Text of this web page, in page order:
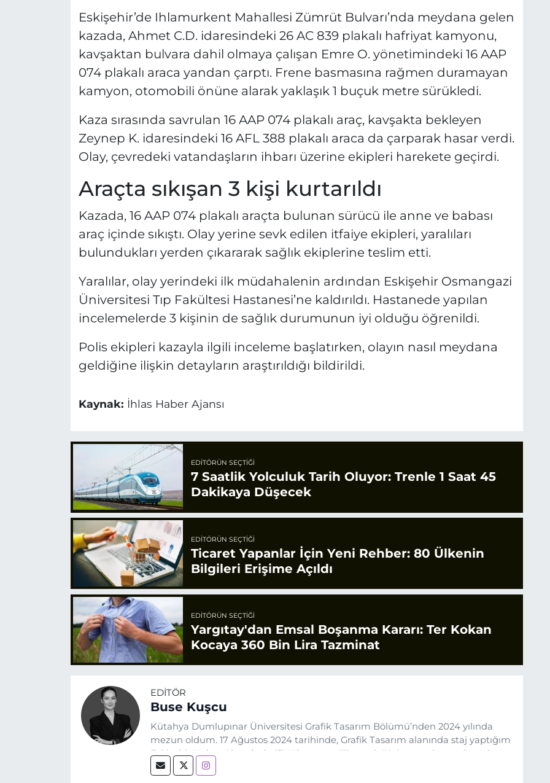
Eskişehir’de Ihlamurkent Mahallesi Zümrüt Bulvarı’nda meydana gelen
kazada, Ahmet C.D. idaresindeki 26 AC 839 plakalı hafriyat kamyonu,
kavşaktan bulvara dahil olmaya çalışan Emre O. yönetimindeki 16 AAP
074 plakalı araca yandan çarptı. Frene basmasına rağmen duramayan
kamyon, otomobili önüne alarak yaklaşık 1 buçuk metre sürükledi.
Kaza sırasında savrulan 16 AAP 074 plakalı araç, kavşakta bekleyen
Zeynep K. idaresindeki 16 AFL 388 plakalı araca da çarparak hasar verdi.
Olay, çevredeki vatandaşların ihbarı üzerine ekipleri harekete geçirdi.
Araçta sıkışan 3 kişi kurtarıldı
Kazada, 16 AAP 074 plakalı araçta bulunan sürücü ile anne ve babası
araç içinde sıkıştı. Olay yerine sevk edilen itfaiye ekipleri, yaralıları
bulundukları yerden çıkararak sağlık ekiplerine teslim etti.
Yaralılar, olay yerindeki ilk müdahalenin ardından Eskişehir Osmangazi
Üniversitesi Tıp Fakültesi Hastanesi’ne kaldırıldı. Hastanede yapılan
incelemelerde 3 kişinin de sağlık durumunun iyi olduğu öğrenildi.
Polis ekipleri kazayla ilgili inceleme başlatırken, olayın nasıl meydana
geldiğine ilişkin detayların araştırıldığı bildirildi.
Kaynak: İhlas Haber Ajansı
EDITÖRÜN SEÇTIĞI
7 Saatlik Yolculuk Tarih Oluyor: Trenle 1 Saat 45
Dakikaya Düşecek
EDITÖRÜN SEÇTIĞI
Ticaret Yapanlar İçin Yeni Rehber: 80 Ülkenin
Bilgileri Erişime Açıldı
EDITÖRÜN SEÇTIĞI
Yargıtay'dan Emsal Boşanma Kararı: Ter Kokan
Kocaya 360 Bin Lira Tazminat
EDITÖR
Buse Kuşcu
Kütahya Dumlupınar Üniversitesi Grafik Tasarım Bölümü’nden 2024 yılında
mezun oldum. 17 Ağustos 2024 tarihinde, Grafik Tasarım alanında staj yaptığım
Eskişehir Haber Ajansı’nda (EHA) gazetecilik mesleğinin temel unsurlarından
biri olan merak duygusunun etkisiyle basın sektörüne adım attım.